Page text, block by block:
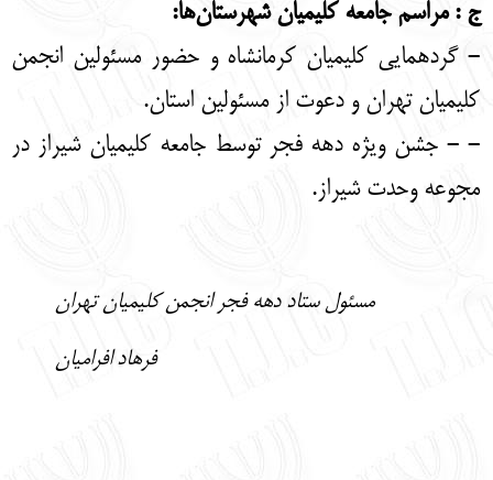
ج : مراسم جامعه کلیمیان شهرستان‌ها:
- گردهمایی کلیمیان کرمانشاه و حضور مسئولین انجمن
کلیمیان تهران و دعوت از مسئولین استان.
- - جشن ویژه دهه فجر توسط جامعه کلیمیان شیراز در
مجوعه وحدت شیراز.
مسئول ستاد دهه فجر انجمن کلیمیان تهران
فرهاد افرامیان